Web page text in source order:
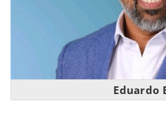
Eduardo